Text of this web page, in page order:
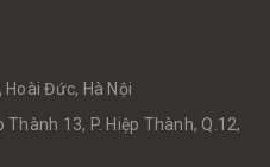
Hoài Đức, Hà Nội
13, P. Hiệp Thành, Q.12,